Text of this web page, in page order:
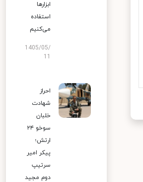
ابزارها
استفاده
می‌کنیم
1405/05/
احراز
شهادت
خلبان
سوخو ۲۴
ارتش؛
پیکر امیر
سرتیپ
دوم مجید